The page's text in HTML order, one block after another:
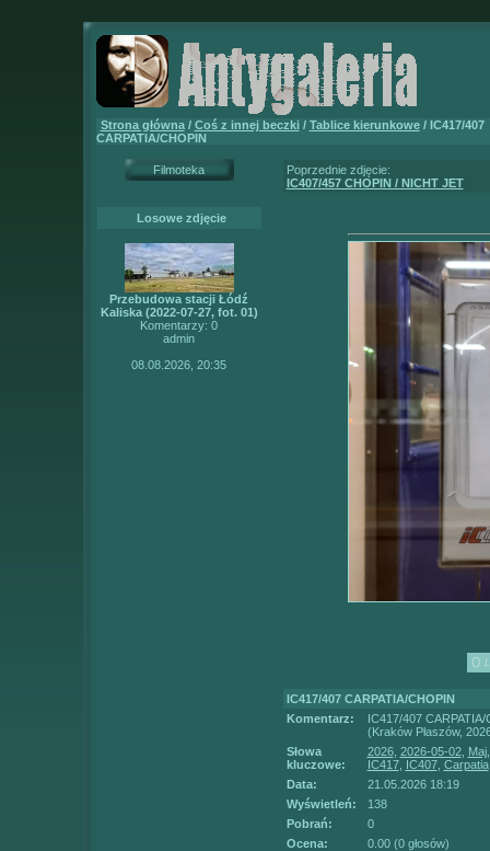
Strona główna/ Coś z innej beczki/ Tablice kierunkowe/ IC417/407
CARPATIA/CHOPIN
Filmoteka
Losowe zdjęcie
Przebudowa stacji Łódź
Kaliska (2022-07-27, fot. 01)
Komentarzy: 0
admin
08.08.2026, 20:35
Poprzednie zdjęcie:
IC407/457 CHOPIN / NICHT JET
IC417/407 CARPATIA/CHOPIN
Komentarz:
IC417/407 CARPATIA/
(Kraków Płaszów,
Słowa
kluczowe:
2026, 2026-05-02, Maj
IC417, IC407, Carpatia
Data:
21.05.2026 18:19
Wyświetleń:
138
Pobrań:
0
Ocena:
0.00 (0 głosów)